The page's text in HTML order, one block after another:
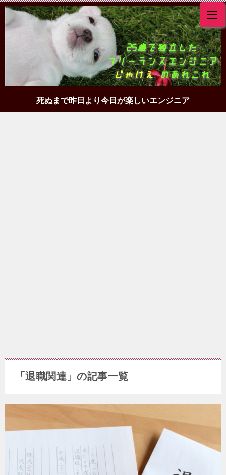
死ぬまで昨日より今日が楽しいエンジニア
「退職関連」の記事一覧